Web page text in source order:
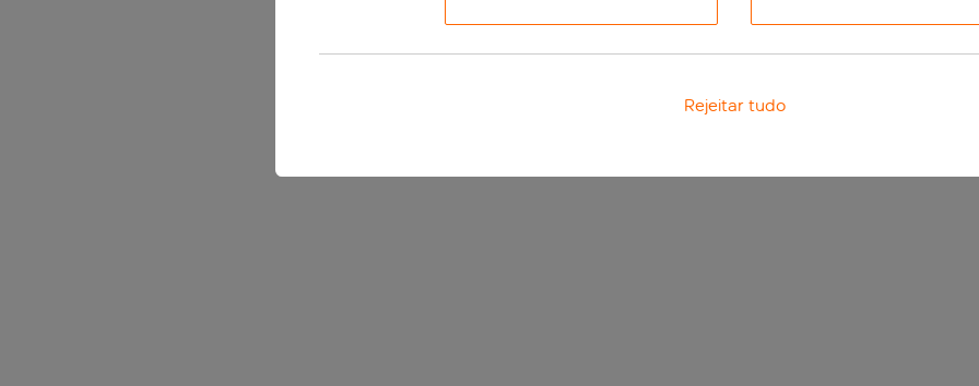
Rejeitar tudo